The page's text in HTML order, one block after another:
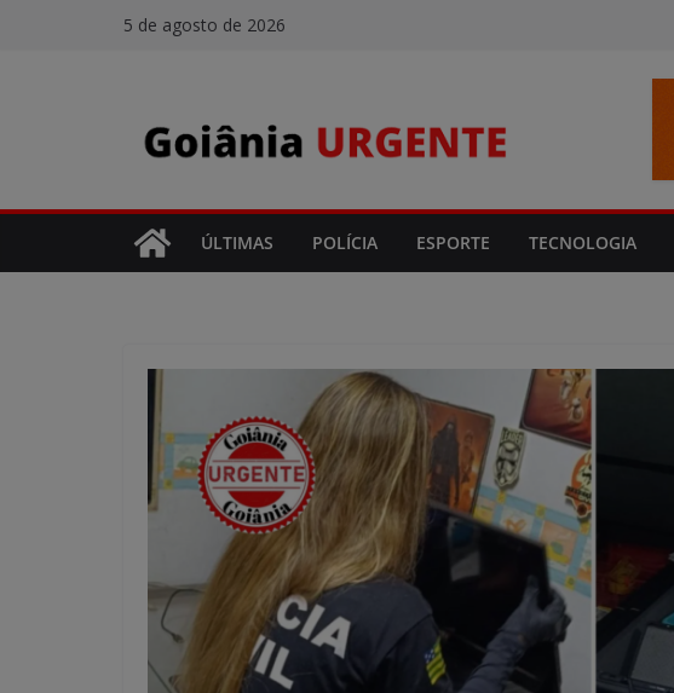
5 de agosto de 2026
ÚLTIMAS POLÍCIA ESPORTE TECNOLOGIA